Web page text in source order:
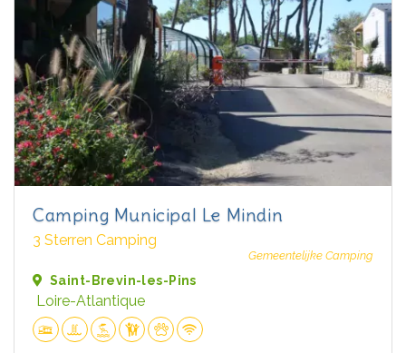
Camping Municipal Le Mindin
3 Sterren Camping
Gemeentelijke Camping
Saint-Brevin-les-Pins
Loire-Atlantique